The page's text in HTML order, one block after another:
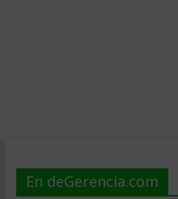
En deGerencia.com